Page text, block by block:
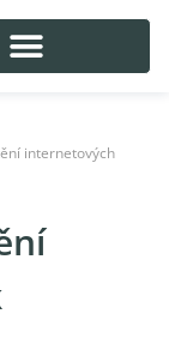
internetových